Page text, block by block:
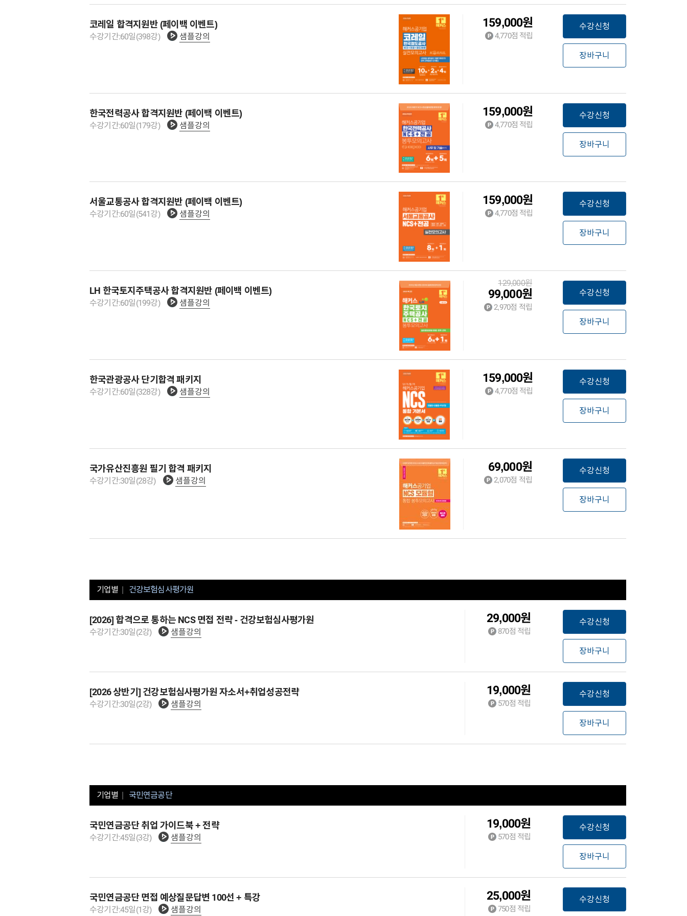
코레일 합격지원반 (페이백 이벤트)
수강기간:60일(398강) 샘플강의
159,000원
4,770점 적립
수강신청
장바구니
한국전력공사 합격지원반 (페이백 이벤트)
수강기간:60일(179강) 샘플강의
159,000원
4,770점 적립
수강신청
장바구니
서울교통공사 합격지원반 (페이백 이벤트)
수강기간:60일(541 강) 샘플강의
159,000원
4,770점 적립
수강신청
장바구니
LH 한국토지주택공사 합격지원반 (페이백 이벤트)
수강기간:60일(199강) 샘플강의
129,000원
99,000원
2,970점 적립
수강신청
장바구니
한국관광공사 단기합격 패키지
수강기간:60일(328강) 샘플강의
159,000원
4,770점 적립
수강신청
장바구니
국가유산진흥원 필기 합격 패키지
수강기간:30일(28강) 샘플강의
69,000원
2,070점 적립
수강신청
장바구니
기업별 건강보험심사평가원
[2026] 합격으로 통하는 NCS 면접 전략 - 건강보험심사평가원
수강기간:30일(2강) 샘플강의
29,000원
870점 적립
수강신청
장바구니
[2026 상반기] 건강보험심사평가원 자소서+취업성공전략
수강기간:30일(2강) 샘플강의
19,000원
570점 적립
수강신청
장바구니
기업별 국민연금공단
국민연금공단 취업 가이드북 + 전략
수강기간:45일(3강) 샘플강의
19,000원
570점 적립
수강신청
장바구니
국민연금공단 면접 예상질문답변 100선 + 특강
수강기간:45일(1강) 샘플강의
25,000원
750점 적립
수강신청